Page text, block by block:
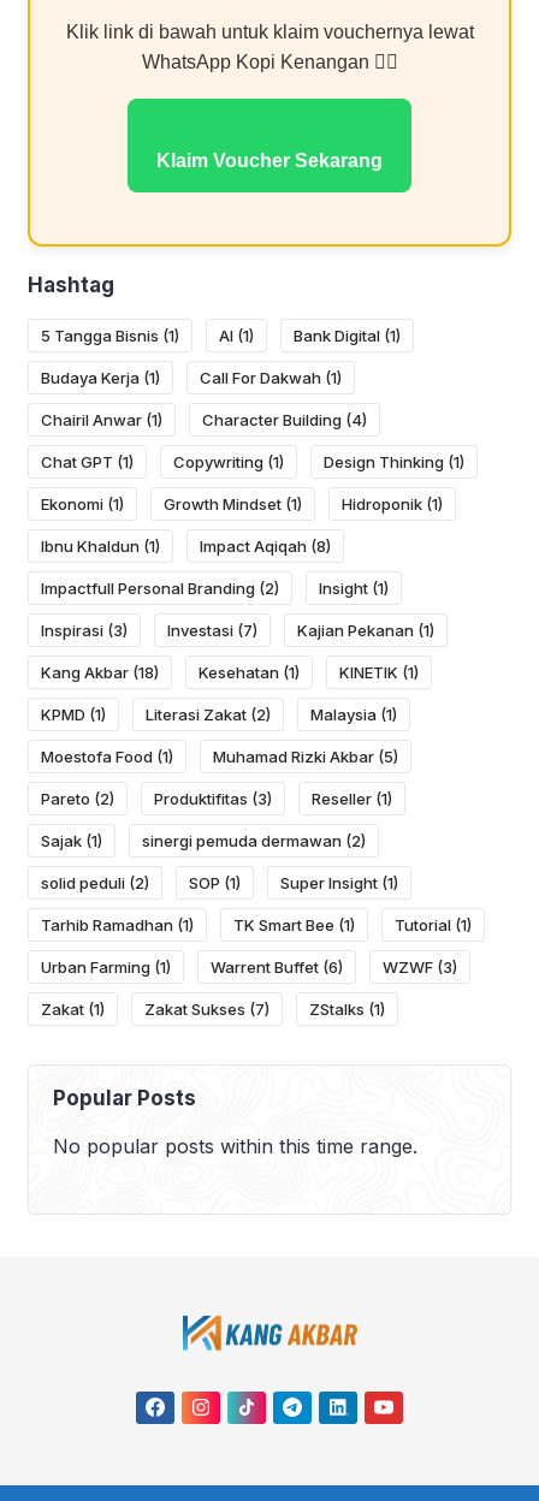
Klik link di bawah untuk klaim vouchernya lewat
WhatsApp Kopi Kenangan 👇🏻
Klaim Voucher Sekarang
Hashtag
5 Tangga Bisnis (1) AI (1) Bank Digital (1)
Budaya Kerja (1) Call For Dakwah (1)
Chairil Anwar (1) Character Building (4)
Chat GPT (1) Copywriting (1) Design Thinking (1)
Ekonomi (1) Growth Mindset (1) Hidroponik (1)
Ibnu Khaldun (1) Impact Aqiqah (8)
Impactfull Personal Branding (2) Insight (1)
Inspirasi (3) Investasi (7) Kajian Pekanan (1)
Kang Akbar (18) Kesehatan (1) KINETIK (1)
KPMD (1) Literasi Zakat (2) Malaysia (1)
Moestofa Food (1) Muhamad Rizki Akbar (5)
Pareto (2) Produktifitas (3) Reseller (1)
Sajak (1) sinergi pemuda dermawan (2)
solid peduli (2) SOP (1) Super Insight (1)
Tarhib Ramadhan (1) TK Smart Bee (1) Tutorial (1)
Urban Farming (1) Warrent Buffet (6) WZWF (3)
Zakat (1) Zakat Sukses (7) ZStalks (1)
Popular Posts
No popular posts within this time range.